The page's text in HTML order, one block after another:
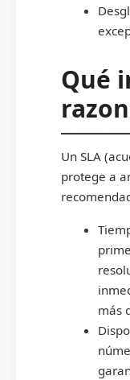
Qué
Un SLA
protege a
más